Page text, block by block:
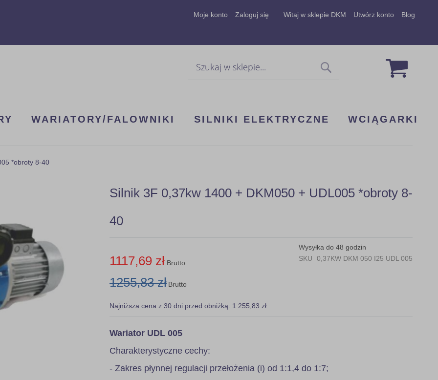
Moje konto Zaloguj się Witaj w sklepie DKM Utwórz konto Blog
Mój
WARIATORY/FALOWNIKI SILNIKI ELEKTRYCZNE WCIĄGARKI
*obroty 8-40
Silnik 3F 0,37kw 1400 + DKM050 + UDL005 *obroty 8-
40
Wysyłka do 48 godzin
SKU
0,37KW DKM 050 I25 UDL 005
1117,69 zł Brutto
1255,83 zł Brutto
Najniższa cena z 30 dni przed obniżką: 1 255,83 zł
Wariator UDL 005
Charakterystyczne cechy:
- Zakres płynnej regulacji przełożenia (i) od 1:1,4 do 1:7;